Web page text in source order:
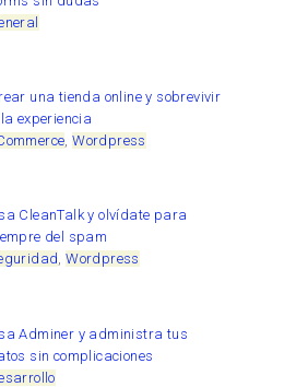
una tienda online y sobrevivir
experiencia
,Wordpress
CleanTalk y olvídate para
del spam
,Wordpress
Adminer y administra tus
sin complicaciones